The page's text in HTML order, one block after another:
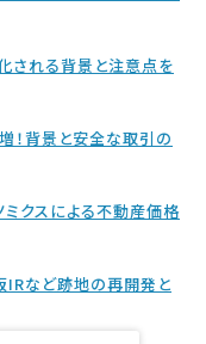
される背景と注意点を
！背景と安全な取引の
クスによる不動産価格
IRなど跡地の再開発と